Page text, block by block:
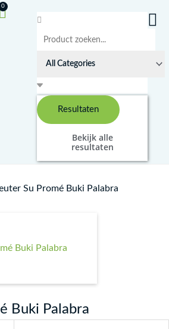
Search
Resultaten
Bekijk alle
resultaten
0
Su Promé Buki Palabra
Buki Palabra